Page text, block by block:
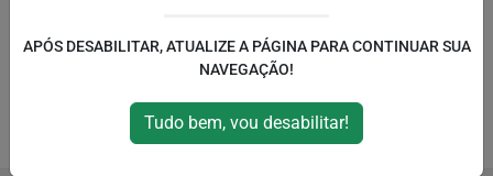
consulado irianiano em Damasco, na Síria,
RPJNews
14/04/2024 21:15
APÓS DESABILITAR, ATUALIZE A PÁGINA PARA CONTINUAR SUA
NAVEGAÇÃO!
Tudo bem, vou desabilitar!